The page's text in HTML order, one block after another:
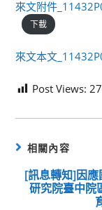
來文附件
下載
來文本文
Post Views:
相關內容
[訊息轉知]因
研究院臺中院